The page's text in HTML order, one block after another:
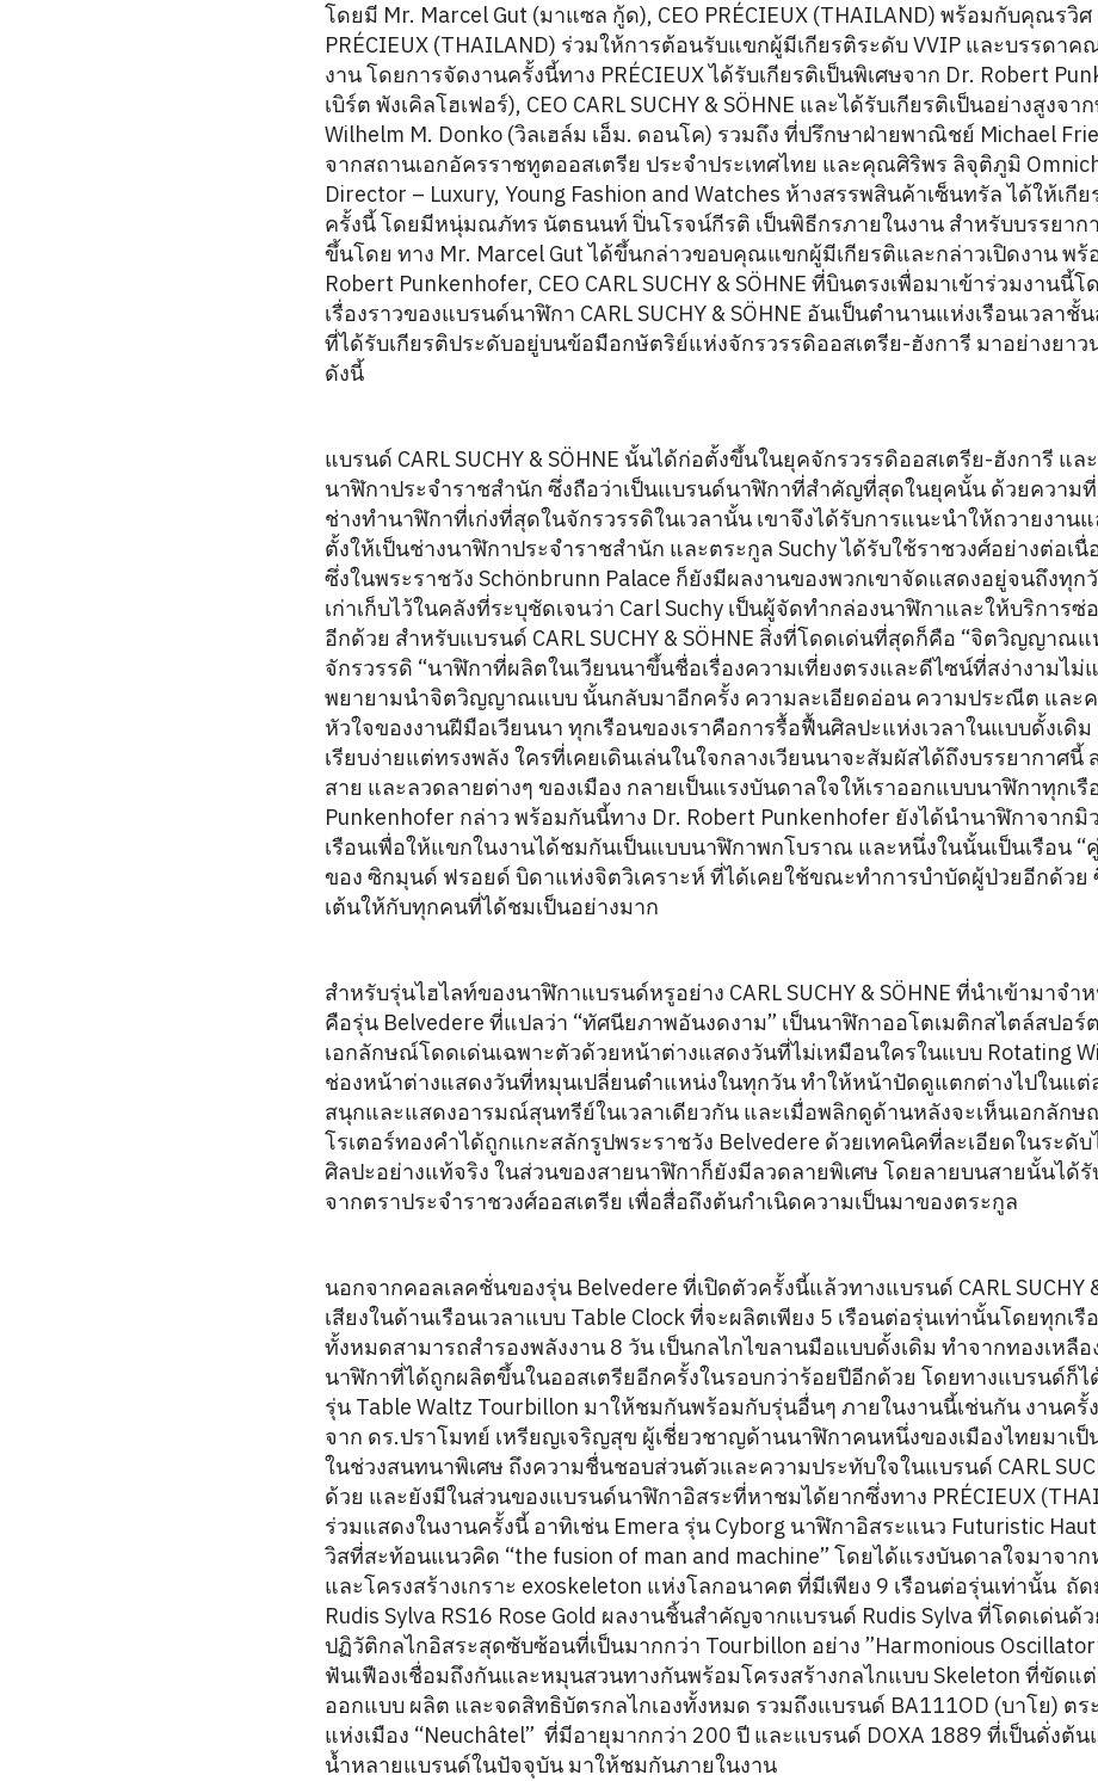
โดยมี Mr. Marcel Gut (มาแซล กู้ด), CEO PRÉCIEUX (THAILAND) พร้อมกับคุณรวิศ
PRÉCIEUX (THAILAND) ร่วมให้การต้อนรับแขกผู้มีเกียรติระดับ VVIP และบรรดา
งาน โดยการจัดงานครั้งนี้ทาง PRÉCIEUX ได้รับเกียรติเป็นพิเศษจาก Dr. Robert
เบิร์ต พังเคิลโฮเฟอร์), CEO CARL SUCHY & SÖHNE และได้รับเกียรติเป็นอย่างสูงจ
Wilhelm M. Donko (วิลเฮล์ม เอ็ม. ดอนโค) รวมถึง ที่ปรึกษาฝ่ายพาณิชย์ Michael
จากสถานเอกอัครราชทูตออสเตรีย ประจำประเทศไทย และคุณศิริพร ลิจุติภูมิ
Director – Luxury, Young Fashion and Watches ห้างสรรพสินค้าเซ็นทรัล ได้ให้เกี
ครั้งนี้ โดยมีหนุ่มณภัทร นัตธนนท์ ปิ่นโรจน์กีรติ เป็นพิธีกรภายในงาน สำหรับบรรยาก
ขึ้นโดย ทาง Mr. Marcel Gut ได้ขึ้นกล่าวขอบคุณแขกผู้มีเกียรติและกล่าวเปิดงาน พร้
Robert Punkenhofer, CEO CARL SUCHY & SÖHNE ที่บินตรงเพื่อมาเข้าร่วมงานนี้โ
เรื่องราวของแบรนด์นาฬิกา CARL SUCHY & SÖHNE อันเป็นตำนานแห่งเรือนเวลาชั้
ที่ได้รับเกียรติประดับอยู่บนข้อมือกษัตริย์แห่งจักรวรรดิออสเตรีย-ฮังการี มาอย่างยาว
ดังนี้
แบรนด์ CARL SUCHY & SÖHNE นั้นได้ก่อตั้งขึ้นในยุคจักรวรรดิออสเตรีย-ฮังการี แล
นาฬิกาประจำราชสำนัก ซึ่งถือว่าเป็นแบรนด์นาฬิกาที่สำคัญที่สุดในยุคนั้น ด้วยความที่
ช่างทำนาฬิกาที่เก่งที่สุดในจักรวรรดิในเวลานั้น เขาจึงได้รับการแนะนำให้ถวายงาน
ตั้งให้เป็นช่างนาฬิกาประจำราชสำนัก และตระกูล Suchy ได้รับใช้ราชวงศ์อย่างต่อเ
ซึ่งในพระราชวัง Schönbrunn Palace ก็ยังมีผลงานของพวกเขาจัดแสดงอยู่จนถึงทุก
เก่าเก็บไว้ในคลังที่ระบุชัดเจนว่า Carl Suchy เป็นผู้จัดทำกล่องนาฬิกาและให้บริการ
อีกด้วย สำหรับแบรนด์ CARL SUCHY & SÖHNE สิ่งที่โดดเด่นที่สุดก็คือ “จิตวิญญาณแ
จักรวรรดิ “นาฬิกาที่ผลิตในเวียนนาขึ้นชื่อเรื่องความเที่ยงตรงและดีไซน์ที่สง่างามไม่
พยายามนำจิตวิญญาณแบบ นั้นกลับมาอีกครั้ง ความละเอียดอ่อน ความประณีต และค
หัวใจของงานฝีมือเวียนนา ทุกเรือนของเราคือการรื้อฟื้นศิลปะแห่งเวลาในแบบดั้งเดิ
เรียบง่ายแต่ทรงพลัง ใครที่เคยเดินเล่นในใจกลางเวียนนาจะสัมผัสได้ถึงบรรยากาศนี้
สาย และลวดลายต่างๆ ของเมือง กลายเป็นแรงบันดาลใจให้เราออกแบบนาฬิกาทุกเรื
Punkenhofer กล่าว พร้อมกันนี้ทาง Dr. Robert Punkenhofer ยังได้นำนาฬิกาจากมิ
เรือนเพื่อให้แขกในงานได้ชมกันเป็นแบบนาฬิกาพกโบราณ และหนึ่งในนั้นเป็นเรือน “
ของ ซิกมุนด์ ฟรอยด์ บิดาแห่งจิตวิเคราะห์ ที่ได้เคยใช้ขณะทำการบำบัดผู้ป่วยอีกด้วย
เต้นให้กับทุกคนที่ได้ชมเป็นอย่างมาก
สำหรับรุ่นไฮไลท์ของนาฬิกาแบรนด์หรูอย่าง CARL SUCHY & SÖHNE ที่นำเข้ามาจำ
คือรุ่น Belvedere ที่แปลว่า “ทัศนียภาพอันงดงาม” เป็นนาฬิกาออโตเมติกสไตล์สปอ
เอกลักษณ์โดดเด่นเฉพาะตัวด้วยหน้าต่างแสดงวันที่ไม่เหมือนใครในแบบ Rotating
ช่องหน้าต่างแสดงวันที่หมุนเปลี่ยนตำแหน่งในทุกวัน ทำให้หน้าปัดดูแตกต่างไปในแต่
สนุกและแสดงอารมณ์สุนทรีย์ในเวลาเดียวกัน และเมื่อพลิกดูด้านหลังจะเห็นเอกลัก
โรเตอร์ทองคำได้ถูกแกะสลักรูปพระราชวัง Belvedere ด้วยเทคนิคที่ละเอียดในระดั
ศิลปะอย่างแท้จริง ในส่วนของสายนาฬิกาก็ยังมีลวดลายพิเศษ โดยลายบนสายนั้นได้
จากตราประจำราชวงศ์ออสเตรีย เพื่อสื่อถึงต้นกำเนิดความเป็นมาของตระกูล
นอกจากคอลเลคชั่นของรุ่น Belvedere ที่เปิดตัวครั้งนี้แล้วทางแบรนด์ CARL SUCHY
เสียงในด้านเรือนเวลาแบบ Table Clock ที่จะผลิตเพียง 5 เรือนต่อรุ่นเท่านั้นโดยทุกเ
ทั้งหมดสามารถสำรองพลังงาน 8 วัน เป็นกลไกไขลานมือแบบดั้งเดิม ทำจากทองเหลื
นาฬิกาที่ได้ถูกผลิตขึ้นในออสเตรียอีกครั้งในรอบกว่าร้อยปีอีกด้วย โดยทางแบรนด์ก็ไ
รุ่น Table Waltz Tourbillon มาให้ชมกันพร้อมกับรุ่นอื่นๆ ภายในงานนี้เช่นกัน งานครั้
จาก ดร.ปราโมทย์ เหรียญเจริญสุข ผู้เชี่ยวชาญด้านนาฬิกาคนหนึ่งของเมืองไทยมาเ
ในช่วงสนทนาพิเศษ ถึงความชื่นชอบส่วนตัวและความประทับใจในแบรนด์ CARL
ด้วย และยังมีในส่วนของแบรนด์นาฬิกาอิสระที่หาชมได้ยากซึ่งทาง PRÉCIEUX
ร่วมแสดงในงานครั้งนี้ อาทิเช่น Emera รุ่น Cyborg นาฬิกาอิสระแนว Futuristic
วิสที่สะท้อนแนวคิด “the fusion of man and machine” โดยได้แรงบันดาลใจมาจา
และโครงสร้างเกราะ exoskeleton แห่งโลกอนาคต ที่มีเพียง 9 เรือนต่อรุ่นเท่านั้น ถั
Rudis Sylva RS16 Rose Gold ผลงานชิ้นสำคัญจากแบรนด์ Rudis Sylva ที่โดดเด่นด้
ปฏิวัติกลไกอิสระสุดซับซ้อนที่เป็นมากกว่า Tourbillon อย่าง ”Harmonious
ฟันเฟืองเชื่อมถึงกันและหมุนสวนทางกันพร้อมโครงสร้างกลไกแบบ Skeleton ที่ขัดแ
ออกแบบ ผลิต และจดสิทธิบัตรกลไกเองทั้งหมด รวมถึงแบรนด์ BA111OD (บาโย) ต
แห่งเมือง “Neuchâtel” ที่มีอายุมากกว่า 200 ปี และแบรนด์ DOXA 1889 ที่เป็นดั่งต้
น้ำหลายแบรนด์ในปัจจุบัน มาให้ชมกันภายในงาน